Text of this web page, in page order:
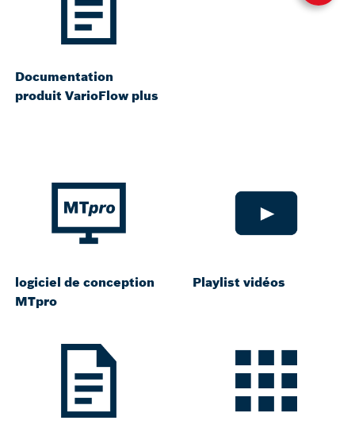
Documentation
produit VarioFlow plus
logiciel de conception
MTpro
Playlist vidéos